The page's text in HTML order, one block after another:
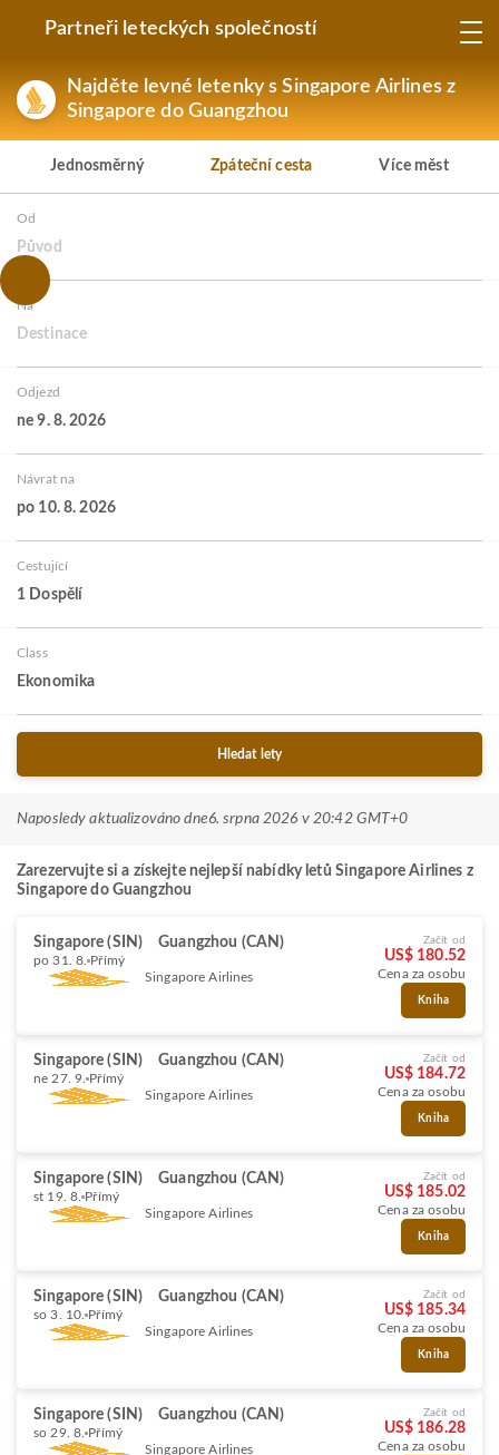
Partneři leteckých společností
Najděte levné letenky s Singapore Airlines z
Singapore do Guangzhou
Jednosměrný Zpáteční cesta Více měst
Od
Původ
Na
Destinace
Odjezd
ne 9. 8. 2026
Návrat na
po 10. 8. 2026
Cestující
1 Dospělí
Class
Ekonomika
Hledat lety
Naposledy aktualizováno dne6. srpna 2026 v 20:42 GMT+0
Zarezervujte si a získejte nejlepší nabídky letů Singapore Airlines z
Singapore do Guangzhou
Singapore (SIN) Guangzhou (CAN)
po 31. 8. Přímý
Singapore Airlines
Začít od
US$ 180.52
Cena za osobu
Kniha
Singapore (SIN) Guangzhou (CAN)
ne 27. 9. Přímý
Singapore Airlines
Začít od
US$ 184.72
Cena za osobu
Kniha
Singapore (SIN) Guangzhou (CAN)
st 19. 8. Přímý
Singapore Airlines
Začít od
US$ 185.02
Cena za osobu
Kniha
Singapore (SIN) Guangzhou (CAN)
so 3. 10. Přímý
Singapore Airlines
Začít od
US$ 185.34
Cena za osobu
Kniha
Singapore (SIN) Guangzhou (CAN)
so 29. 8. Přímý
Singapore Airlines
Začít od
US$ 186.28
Cena za osobu